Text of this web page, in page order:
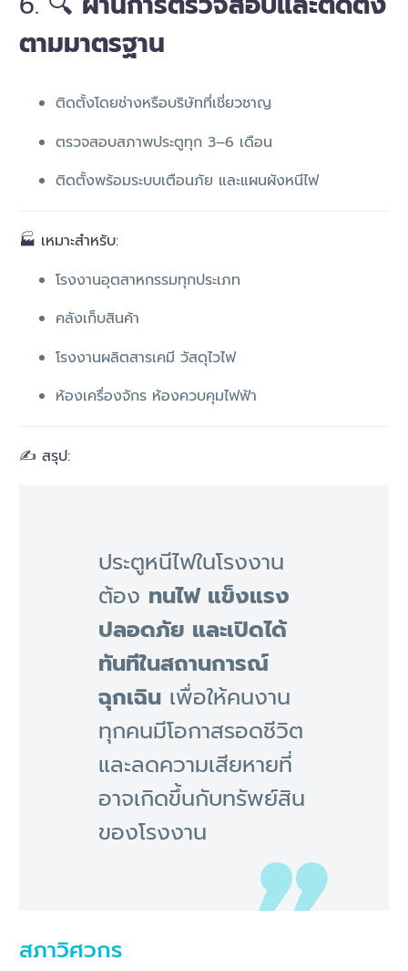
ตามมาตรฐาน
ติดตั้งโดยช่างหรือบริษัทที่เชี่ยวชาญ
ตรวจสอบสภาพประตูทุก 3–6 เดือน
ติดตั้งพร้อมระบบเตือนภัย และแผนผังหนีไฟ
🏭 เหมาะสำหรับ:
โรงงานอุตสาหกรรมทุกประเภท
คลังเก็บสินค้า
โรงงานผลิตสารเคมี วัสดุไวไฟ
ห้องเครื่องจักร ห้องควบคุมไฟฟ้า
✍️ สรุป:
ประตูหนีไฟในโรงงาน
ต้อง ทนไฟ แข็งแรง
ปลอดภัย และเปิดได้
ทันทีในสถานการณ์
ฉุกเฉิน เพื่อให้คนงาน
ทุกคนมีโอกาสรอดชีวิต
และลดความเสียหายที่
อาจเกิดขึ้นกับทรัพย์สิน
ของโรงงาน
สภาวิศวกร